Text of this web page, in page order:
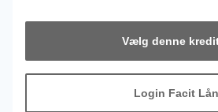
Vælg denne
Login Facit Lån